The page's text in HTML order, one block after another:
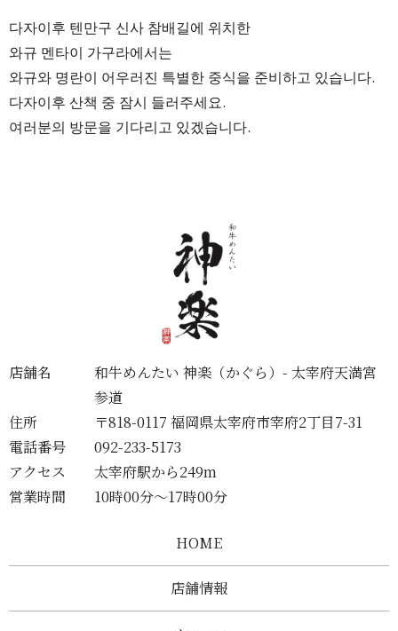
다자이후 텐만구 신사 참배길에 위치한
와규 멘타이 가구라에서는
와규와 명란이 어우러진 특별한 중식을 준비하고 있습니다.
다자이후 산책 중 잠시 들러주세요.
여러분의 방문을 기다리고 있겠습니다.
店舗名
和牛めんたい 神楽（かぐら）- 太宰府天満宮
参道
住所
〒818-0117 福岡県太宰府市宰府2丁目7-31
電話番号
092-233-5173
アクセス
太宰府駅から249m
営業時間
10時00分～17時00分
HOME
店舗情報